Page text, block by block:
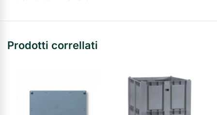
Prodotti correllati